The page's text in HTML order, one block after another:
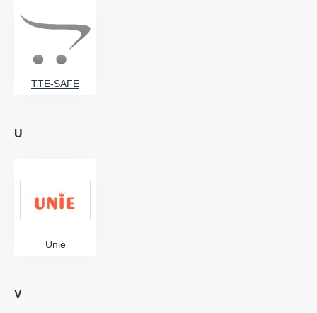
TTE-SAFE
U
Unie
V